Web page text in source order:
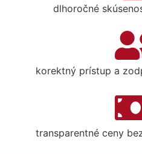
dlhoročné
korektný prístup a
transparentné ceny